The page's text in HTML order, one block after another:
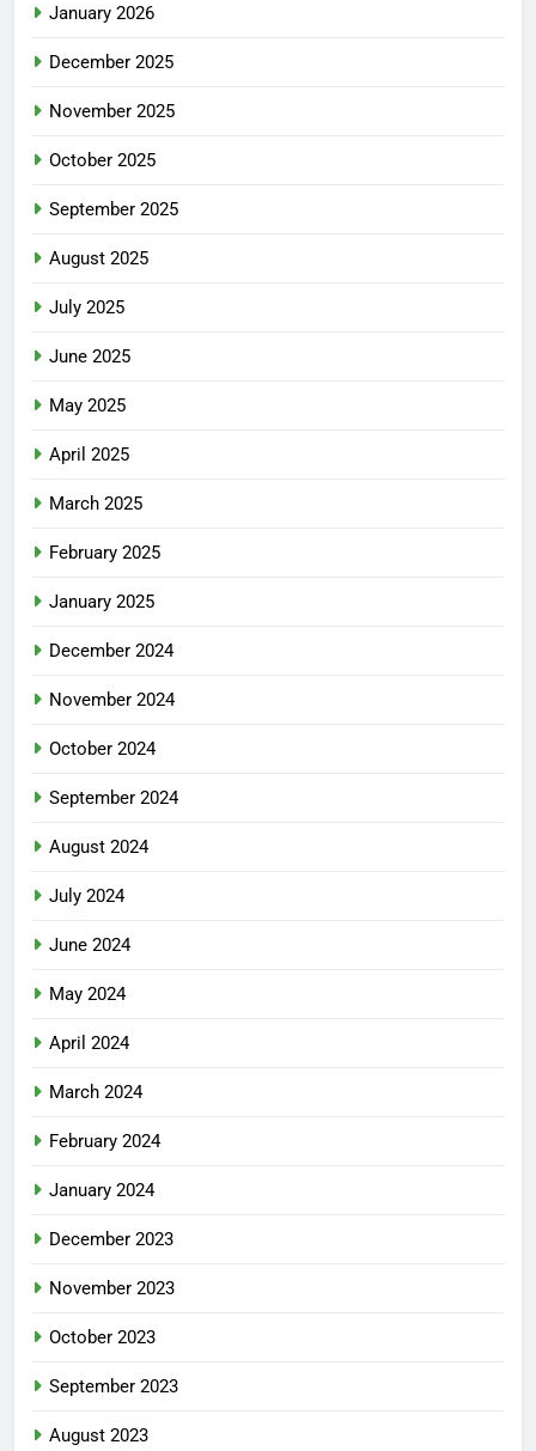
January 2026
December 2025
November 2025
October 2025
September 2025
August 2025
July 2025
June 2025
May 2025
April 2025
March 2025
February 2025
January 2025
December 2024
November 2024
October 2024
September 2024
August 2024
July 2024
June 2024
May 2024
April 2024
March 2024
February 2024
January 2024
December 2023
November 2023
October 2023
September 2023
August 2023